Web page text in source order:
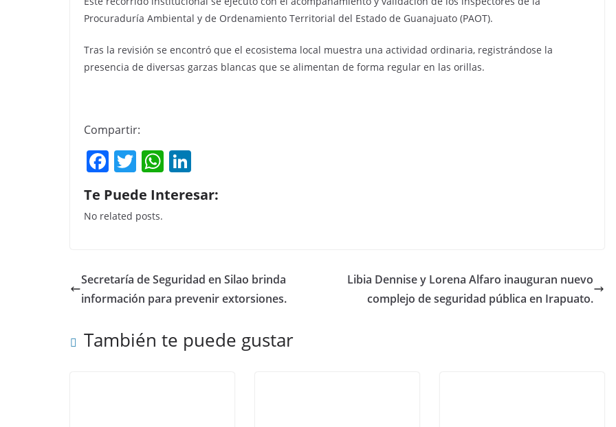
Procuraduría Ambiental y de Ordenamiento Territorial del Estado de Guanajuato (PAOT).
Tras la revisión se encontró que el ecosistema local muestra una actividad ordinaria, registrándose la
presencia de diversas garzas blancas que se alimentan de forma regular en las orillas.
Compartir:
F
a
c
e
o
o
T
w
itt
er
W
h
at
p
p
k
n
Te Puede Interesar:
No related posts.
Secretaría de Seguridad en Silao brinda
información para prevenir extorsiones.
Libia Dennise y Lorena Alfaro inauguran nuevo
complejo de seguridad pública en Irapuato.
También te puede gustar